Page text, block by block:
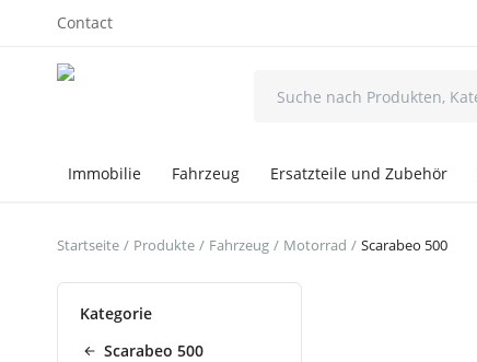
Contact
Immobilie Fahrzeug Ersatzteile und Zubehör
Startseite Produkte Fahrzeug Motorrad Scarabeo 500
Kategorie
Scarabeo 500